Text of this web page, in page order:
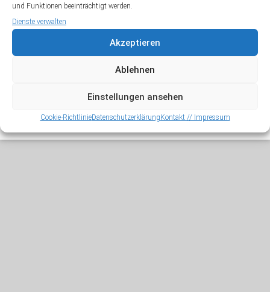
und Funktionen beeinträchtigt werden.
Dienste verwalten
Akzeptieren
Ablehnen
Einstellungen ansehen
Cookie-RichtlinieDatenschutzerklärung Kontakt // Impressum
Copyright © 2026 Jörg Zysik. Alle Rechte vorbehalten.